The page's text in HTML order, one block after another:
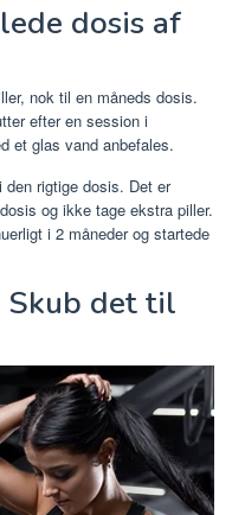
dosis af
nok til en måneds dosis.
efter en session i
et glas vand anbefales.
rigtige dosis. Det er
og ikke tage ekstra piller.
i 2 måneder og startede
Skub det til